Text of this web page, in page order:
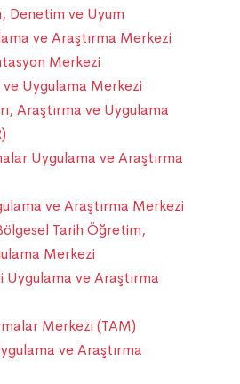
Denetim ve Uyum
ve Araştırma Merkezi
Merkezi
ve Uygulama Merkezi
Araştırma ve Uygulama
Uygulama ve Araştırma
ve Araştırma Merkezi
Tarih Öğretim,
Merkezi
Uygulama ve Araştırma
Merkezi (TAM)
ve Araştırma